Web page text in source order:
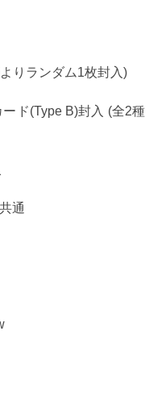
りランダム1枚封入)
ド(Type B)封入 (全2種
通